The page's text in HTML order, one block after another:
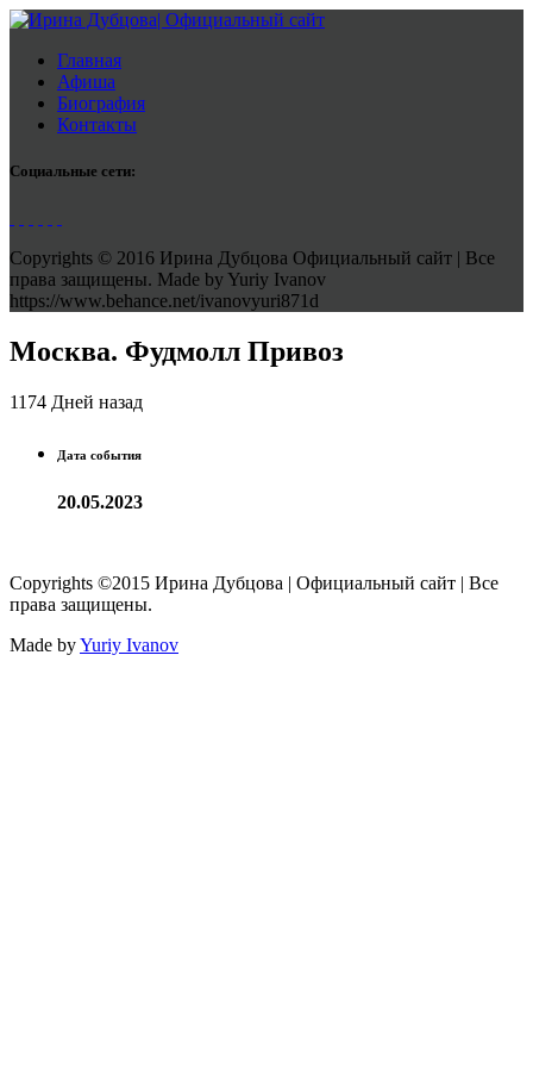
Главная
Афиша
Биография
Контакты
Социальные сети:
Copyrights © 2016 Ирина Дубцова Официальный сайт | Все
права защищены. Made by Yuriy Ivanov
https://www.behance.net/ivanovyuri871d
Москва. Фудмолл Привоз
1174 Дней назад
Дата события
20.05.2023
Copyrights ©2015 Ирина Дубцова | Официальный сайт | Все
права защищены.
Made byYuriy Ivanov